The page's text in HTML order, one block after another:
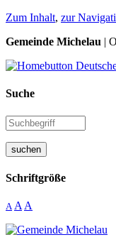
Zum Inhalt, zur
Gemeinde Michelau |
Suche
suchen
Schriftgröße
A A A